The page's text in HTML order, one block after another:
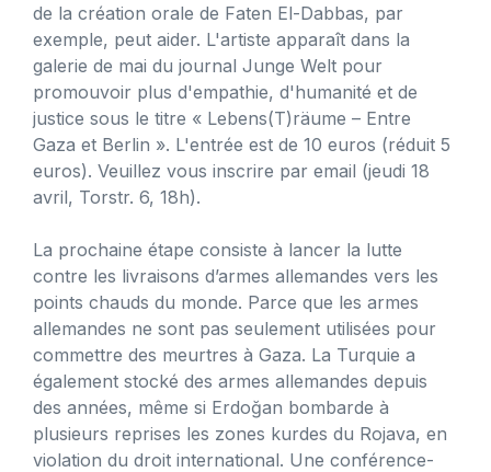
de la création orale de Faten El-Dabbas, par
exemple, peut aider. L'artiste apparaît dans la
galerie de mai du journal Junge Welt pour
promouvoir plus d'empathie, d'humanité et de
justice sous le titre « Lebens(T)räume – Entre
Gaza et Berlin ». L'entrée est de 10 euros (réduit 5
euros). Veuillez vous inscrire par email (jeudi 18
avril, Torstr. 6, 18h).
La prochaine étape consiste à lancer la lutte
contre les livraisons d’armes allemandes vers les
points chauds du monde. Parce que les armes
allemandes ne sont pas seulement utilisées pour
commettre des meurtres à Gaza. La Turquie a
également stocké des armes allemandes depuis
des années, même si Erdoğan bombarde à
plusieurs reprises les zones kurdes du Rojava, en
violation du droit international. Une conférence-